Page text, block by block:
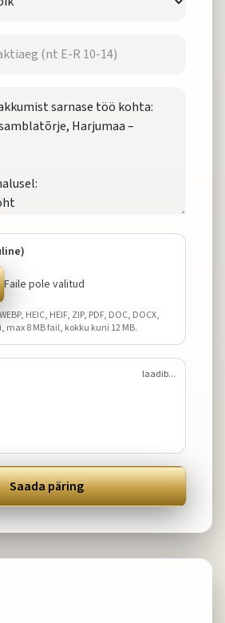
Faile pole valitud
HEIC, HEIF, ZIP, PDF, DOC, DOCX,
max8MB fail, kokku kuni 12MB.
laadib...
Saada päring